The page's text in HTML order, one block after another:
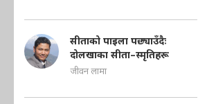
सीताको पाइला पछ्याउँदैः
दोलखाका सीता–स्मृतिहरू
जीवन लामा